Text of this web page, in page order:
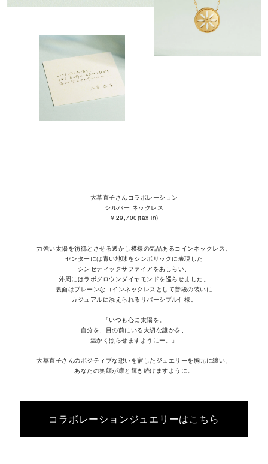
大草直子さんコラボレーション
シルバー ネックレス
￥29,700(tax in)
力強い太陽を彷彿とさせる透かし模様の気品あるコインネックレス。
センターには青い地球をシンボリックに表現した
シンセティックサファイアをあしらい、
外周にはラボグロウンダイヤモンドを巡らせました。
裏面はプレーンなコインネックレスとして普段の装いに
カジュアルに添えられるリバーシブル仕様。
「いつも心に太陽を。
自分を、目の前にいる大切な誰かを、
温かく照らせますようにー。」
大草直子さんのポジティブな想いを宿したジュエリーを胸元に纏い、
あなたの笑顔が凛と輝き続けますように。
コラボレーションジュエリーはこちら